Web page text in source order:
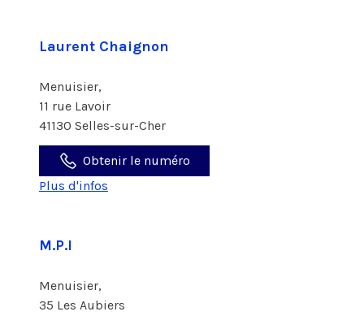
Laurent Chaignon
Menuisier,
11 rue Lavoir
41130 Selles-sur-Cher
Obtenir le numéro
Plus d'infos
M.P.I
Menuisier,
35 Les Aubiers